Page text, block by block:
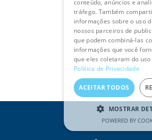
conteúdo, anúncios e
tráfego. Também
informações sobre o uso
nossos parceiros de
que podem combiná-las
informações que você
que eles coletaram do
Política de Privacidade
ACEITAR TODOS
MOSTRAR
POWERED BY